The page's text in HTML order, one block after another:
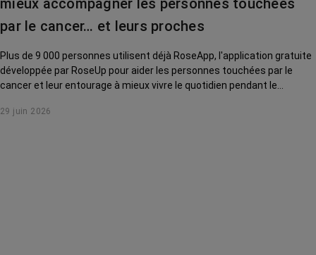
par le cancer… et leurs proches
Plus de 9 000 personnes utilisent déjà RoseApp, l'application gratuite
développée par RoseUp pour aider les personnes touchées par le
cancer et leur entourage à mieux vivre le quotidien pendant le
29 juin 2026